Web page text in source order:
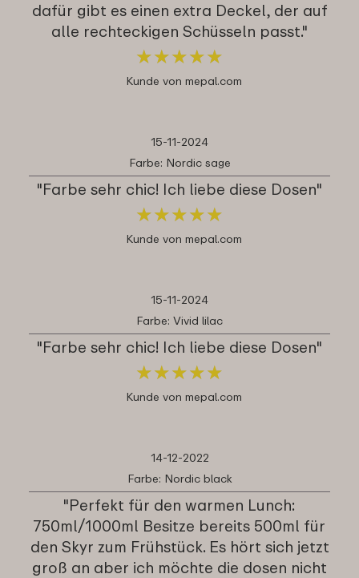
dafür gibt es einen extra Deckel, der auf
alle rechteckigen Schüsseln passt."
★★★★★
★★★★★
Kunde von mepal.com
15-11-2024
Farbe: Nordic sage
"Farbe sehr chic! Ich liebe diese Dosen"
★★★★★
★★★★★
Kunde von mepal.com
15-11-2024
Farbe: Vivid lilac
"Farbe sehr chic! Ich liebe diese Dosen"
★★★★★
★★★★★
Kunde von mepal.com
14-12-2022
Farbe: Nordic black
"Perfekt für den warmen Lunch:
750ml/1000ml Besitze bereits 500ml für
den Skyr zum Frühstück. Es hört sich jetzt
groß an aber ich möchte die dosen nicht